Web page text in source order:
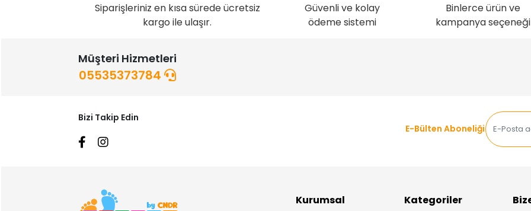
Siparişleriniz en kısa sürede ücretsiz
kargo ile ulaşır.
Güvenli ve kolay
ödeme sistemi
Binlerce ürün ve
kampanya seçeneği
Müşteri Hizmetleri
05535373784
Bizi Takip Edin
E-Bülten Aboneliği
Kurumsal Kategoriler